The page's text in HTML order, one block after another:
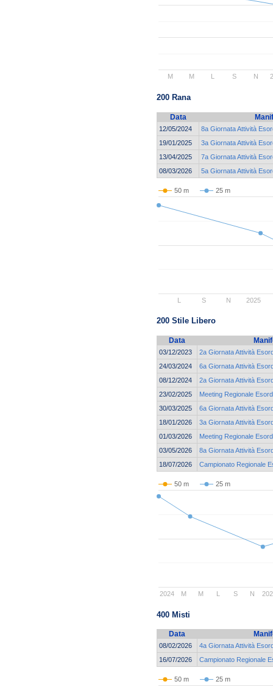
M M S N
200 Rana
Data
12/05/2024
8a Giornata Attività
19/01/2025
3a Giornata Attività
13/04/2025
7a Giornata Attività
08/03/2026
5a Giornata Attività
50 m 25 m
2025
L S N
200 Stile Libero
Data
03/12/2023
2a Giornata Attività
24/03/2024
6a Giornata Attività
08/12/2024
2a Giornata Attività
23/02/2025
Meeting Regionale
30/03/2025
6a Giornata Attività
18/01/2026
3a Giornata Attività
01/03/2026
Meeting Regionale
03/05/2026
8a Giornata Attività
18/07/2026
Campionato Regionale
50 m 25 m
2024 M M L S N
400 Misti
Data
08/02/2026
4a Giornata Attività
16/07/2026
Campionato Regionale
50 m 25 m